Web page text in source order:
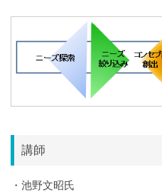
講師
・池野文昭氏